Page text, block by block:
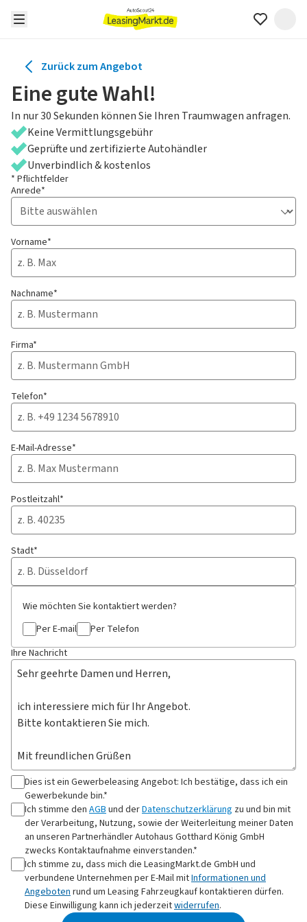
Zurück zum Angebot
Eine gute Wahl!
In nur 30 Sekunden können Sie Ihren Traumwagen anfragen.
Keine Vermittlungsgebühr
Geprüfte und zertifizierte Autohändler
Unverbindlich & kostenlos
* Pflichtfelder
Anrede*
Vorname*
Nachname*
Firma*
Telefon*
E-Mail-Adresse*
Postleitzahl*
Stadt*
Wie möchten Sie kontaktiert werden?
Per E-mail
Per Telefon
Ihre Nachricht
Dies ist ein Gewerbeleasing Angebot: Ich bestätige, dass ich ein
Gewerbekunde bin.*
Ich stimme den AGBund derDatenschutzerklärung zu und bin mit
der Verarbeitung, Nutzung, sowie der Weiterleitung meiner Daten
an unseren Partnerhändler Autohaus Gotthard König GmbH
zwecks Kontaktaufnahme einverstanden.*
Ich stimme zu, dass mich die LeasingMarkt.de GmbH und
verbundene Unternehmen per E-Mail mitInformationen und
Angebotenrund um Leasing Fahrzeugkauf kontaktieren dürfen.
Diese Einwilligung kann ich jederzeitwiderrufen.